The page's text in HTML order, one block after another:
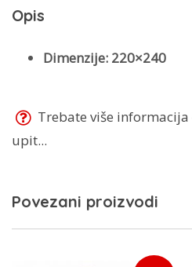
Opis
Dimenzije: 220×240
Trebate više
upit...
Povezani proizvodi